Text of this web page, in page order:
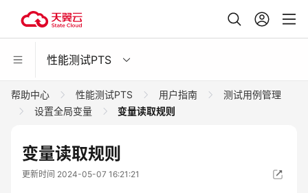
性能测试PTS
帮助中心 性能测试PTS 用户指南
测试用例管理
设置全局变量
变量读取规则
变量读取规则
更新时间 2024-05-07 16:21:21